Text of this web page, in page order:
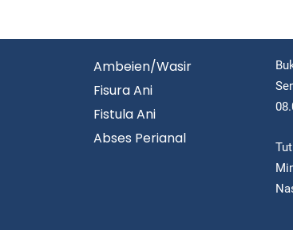
Ambeien/Wasir
Fisura Ani
Fistula Ani
Abses Perianal